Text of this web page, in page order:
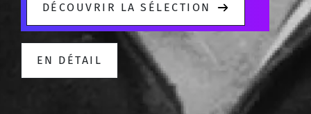
DÉCOUVRIR LA SÉLECTION
EN DÉTAIL